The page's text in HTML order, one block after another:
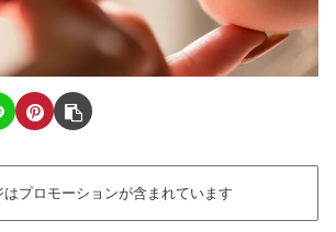
はプロモーションが含まれています